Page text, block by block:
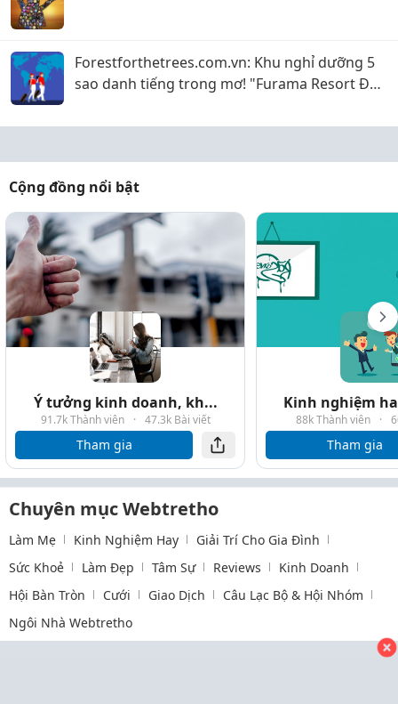
Forestforthetrees.com.vn: Khu nghỉ dưỡng 5
sao danh tiếng trong mơ! "Furama Resort Đà
Cộng đồng nổi bật
Ý tưởng kinh doanh, kh...
91.7k Thành viên · 47.3k Bài viết
Tham gia
Kinh nghiệm
88k Thành viên ·
Tham gia
Chuyên mục Webtretho
Làm Mẹ Kinh Nghiệm Hay
Giải Trí Cho Gia Đình
Sức Khoẻ
Làm Đẹp Tâm Sự Reviews
Kinh Doanh
Hội Bàn Tròn
Cưới Giao Dịch
Câu Lạc Bộ & Hội Nhóm
Ngôi Nhà Webtretho